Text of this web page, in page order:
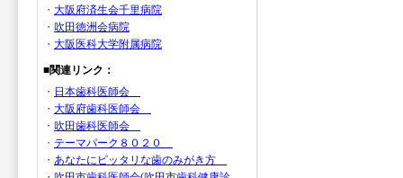
・ 大阪府済生会千里病院
・ 吹田徳洲会病院
・ 大阪医科大学附属病院
■関連リンク：
・ 日本歯科医師会
・ 大阪府歯科医師会
・ 吹田歯科医師会
・ テーマパーク８０２０
・ あなたにピッタリな歯のみがき方